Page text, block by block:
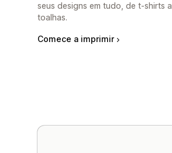
seus designs em tudo, de t-shirts a
toalhas.
Comece a imprimir